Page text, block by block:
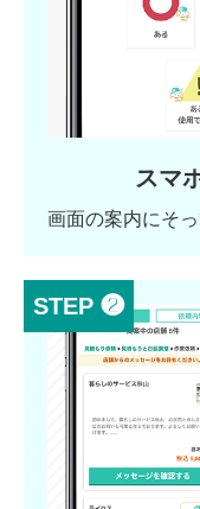
スマ
画面の案内にそ
STEP ❷